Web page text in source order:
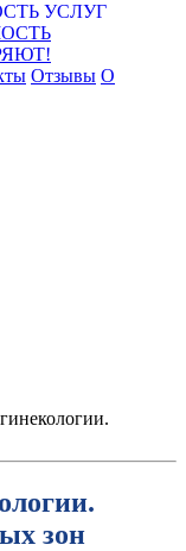
УСЛУГ
Отзывы О
зон